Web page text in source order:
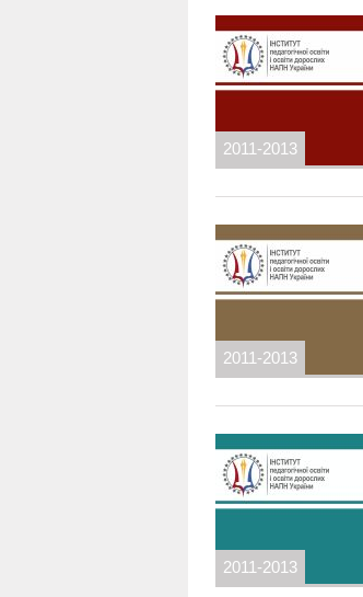
2011-2013
2011-2013
2011-2013